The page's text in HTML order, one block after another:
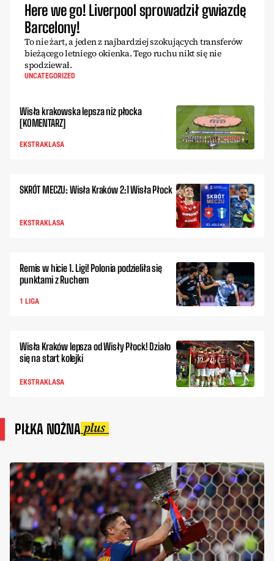
Here we go! Liverpool sprowadził gwiazdę
Barcelony!
To nie żart, a jeden z najbardziej szokujących transferów
bieżącego letniego okienka. Tego ruchu nikt się nie
spodziewał.
UNCATEGORIZED
Wisła krakowska lepsza niż płocka
[KOMENTARZ]
EKSTRAKLASA
SKRÓT MECZU: Wisła Kraków 2:1 Wisła Płock
EKSTRAKLASA
Remis w hicie 1. Ligi! Polonia podzieliła się
punktami z Ruchem
1 LIGA
Wisła Kraków lepsza od Wisły Płock! Działo
się na start kolejki
EKSTRAKLASA
PIŁKA NOŻNA